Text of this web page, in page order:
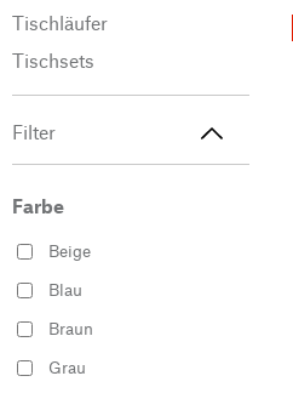
Tischläufer
Tischsets
Filter
Farbe
Beige
Blau
Braun
Grau